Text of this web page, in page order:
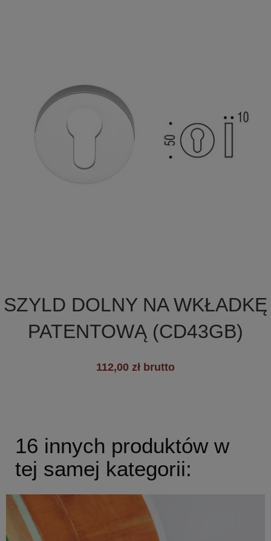

+8
SZYLD DOLNY NA WKŁADKĘ
PATENTOWĄ (CD43GB)
112,00 zł brutto
16 innych produktów w
tej samej kategorii: